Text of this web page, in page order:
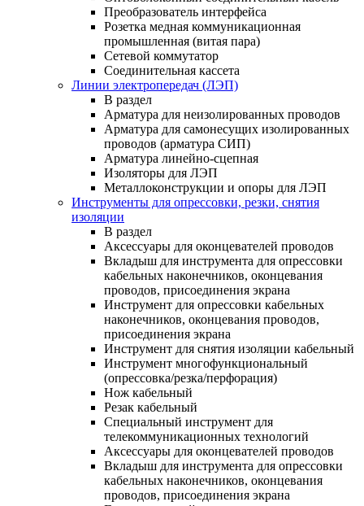
Преобразователь интерфейса
Розетка медная коммуникационная
промышленная (витая пара)
Сетевой коммутатор
Соединительная кассета
Линии электропередач (ЛЭП)
В раздел
Арматура для неизолированных проводов
Арматура для самонесущих изолированных
проводов (арматура СИП)
Арматура линейно-сцепная
Изоляторы для ЛЭП
Металлоконструкции и опоры для ЛЭП
Инструменты для опрессовки, резки, снятия
изоляции
В раздел
Аксессуары для оконцевателей проводов
Вкладыш для инструмента для опрессовки
кабельных наконечников, оконцевания
проводов, присоединения экрана
Инструмент для опрессовки кабельных
наконечников, оконцевания проводов,
присоединения экрана
Инструмент для снятия изоляции кабельный
Инструмент многофункциональный
(опрессовка/резка/перфорация)
Нож кабельный
Резак кабельный
Специальный инструмент для
телекоммуникационных технологий
Аксессуары для оконцевателей проводов
Вкладыш для инструмента для опрессовки
кабельных наконечников, оконцевания
проводов, присоединения экрана